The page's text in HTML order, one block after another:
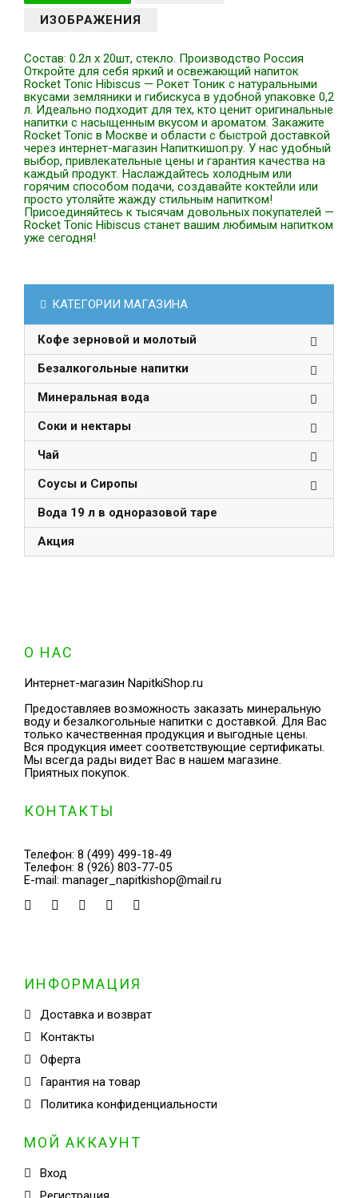
ИЗОБРАЖЕНИЯ
Состав: 0.2л x 20шт, стекло. Производство Россия
Откройте для себя яркий и освежающий напиток
Rocket Tonic Hibiscus — Рокет Тоник с натуральными
вкусами земляники и гибискуса в удобной упаковке 0,2
л. Идеально подходит для тех, кто ценит оригинальные
напитки с насыщенным вкусом и ароматом. Закажите
Rocket Tonic в Москве и области с быстрой доставкой
через интернет-магазин Напиткишоп.ру. У нас удобный
выбор, привлекательные цены и гарантия качества на
каждый продукт. Наслаждайтесь холодным или
горячим способом подачи, создавайте коктейли или
просто утоляйте жажду стильным напитком!
Присоединяйтесь к тысячам довольных покупателей —
Rocket Tonic Hibiscus станет вашим любимым напитком
уже сегодня!
КАТЕГОРИИ МАГАЗИНА
Кофе зерновой и молотый
Безалкогольные напитки
Минеральная вода
Соки и нектары
Чай
Соусы и Сиропы
Вода 19 л в одноразовой таре
Акция
О НАС
Интернет-магазин NapitkiShop.ru
Предоставляев возможность заказать минеральную
воду и безалкогольные напитки с доставкой. Для Вас
только качественная продукция и выгодные цены.
Вся продукция имеет соответствующие сертификаты.
Мы всегда рады видет Вас в нашем магазине.
Приятных покупок.
КОНТАКТЫ
Телефон: 8 (499) 499-18-49
Телефон: 8 (926) 803-77-05
E-mail: manager_napitkishop@mail.ru
ИНФОРМАЦИЯ
Доставка и возврат
Контакты
Оферта
Гарантия на товар
Политика конфиденциальности
МОЙ АККАУНТ
Вход